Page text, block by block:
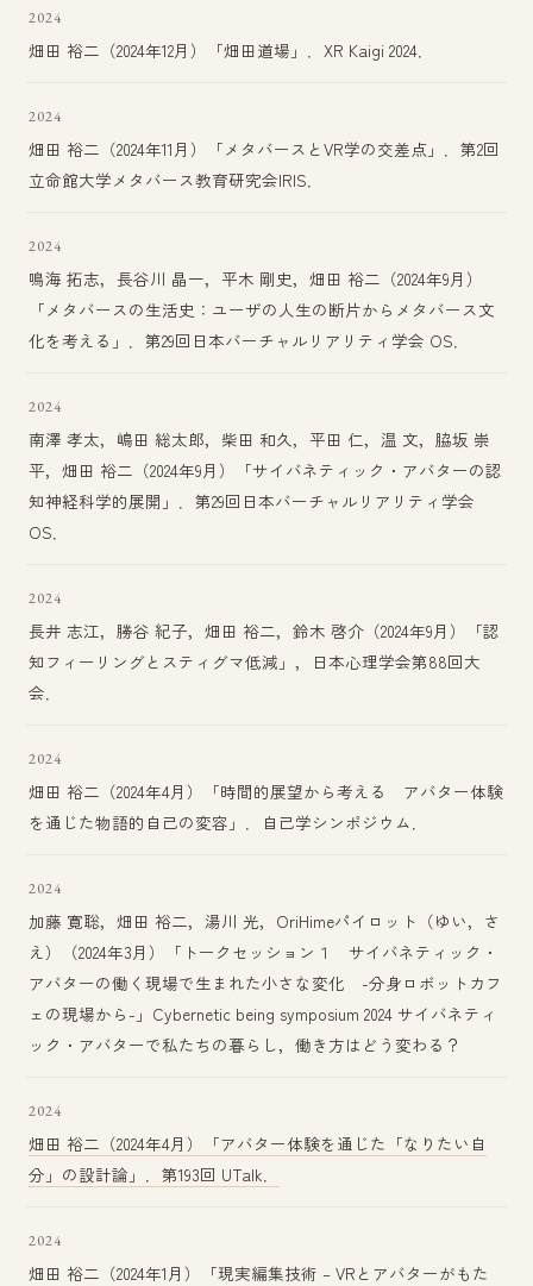
2024
畑田 裕二（2024年12月）「畑田道場」．XR Kaigi 2024．
2024
畑田 裕二（2024年11月）「メタバースとVR学の交差点」．第2回
立命館大学メタバース教育研究会IRIS．
2024
鳴海 拓志，長谷川 晶一，平木 剛史，畑田 裕二（2024年9月）
「メタバースの生活史：ユーザの人生の断片からメタバース文
化を考える」．第29回日本バーチャルリアリティ学会 OS．
2024
南澤 孝太，嶋田 総太郎，柴田 和久，平田 仁，温 文，脇坂 崇
平，畑田 裕二（2024年9月）「サイバネティック・アバターの認
知神経科学的展開」．第29回日本バーチャルリアリティ学会
OS．
2024
長井 志江，勝谷 紀子，畑田 裕二，鈴木 啓介（2024年9月）「認
知フィーリングとスティグマ低減」，日本心理学会第88回大
会．
2024
畑田 裕二（2024年4月）「時間的展望から考える アバター体験
を通じた物語的自己の変容」．自己学シンポジウム．
2024
加藤 寛聡，畑田 裕二，湯川 光，OriHimeパイロット（ゆい，さ
え）（2024年3月）「トークセッション１ サイバネティック・
アバターの働く現場で生まれた小さな変化 -分身ロボットカフ
ェの現場から-」Cybernetic being symposium 2024 サイバネティ
ック・アバターで私たちの暮らし，働き方はどう変わる？
2024
畑田 裕二（2024年4月）「アバター体験を通じた「なりたい自
分」の設計論」．第193回 UTalk．
2024
畑田 裕二（2024年1月）「現実編集技術 – VRとアバターがもた